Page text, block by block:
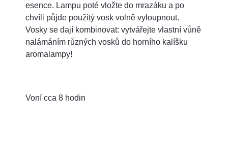
esence. Lampu poté vložte do mrazáku a po
chvíli půjde použitý vosk volně vyloupnout.
Vosky se dají kombinovat: vytvářejte vlastní vůně
nalámáním různých vosků do horního kalíšku
aromalampy!
Voní cca 8 hodin